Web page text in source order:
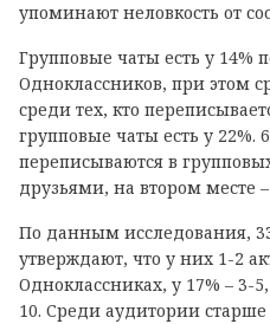
упоминают неловкость от
Групповые чаты есть у 14%
Одноклассников, при этом
среди тех, кто
групповые чаты есть у 22%.
переписываются в
друзьями, на втором месте
По данным исследования,
утверждают, что у них 1-2
Одноклассниках, у 17% – 3-
10. Среди аудитории